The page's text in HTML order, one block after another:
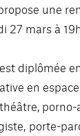
une
27 mars à 19h.
diplômée
en
porno-
porte-pa